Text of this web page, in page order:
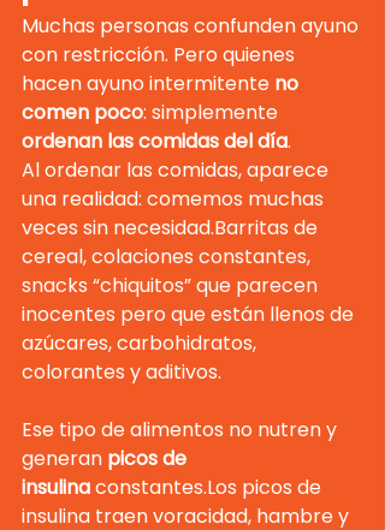
Muchas personas confunden ayuno
con restricción. Pero quienes
hacen ayuno intermitente no
comen poco: simplemente
ordenan las comidas del día.
Al ordenar las comidas, aparece
una realidad: comemos muchas
veces sin necesidad.Barritas de
cereal, colaciones constantes,
snacks “chiquitos” que parecen
inocentes pero que están llenos de
azúcares, carbohidratos,
colorantes y aditivos.
Ese tipo de alimentos no nutren y
generan picos de
insulina constantes.Los picos de
insulina traen voracidad, hambre y